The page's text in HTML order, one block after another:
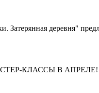
деревня"
КЛАССЫ В АПРЕЛЕ!